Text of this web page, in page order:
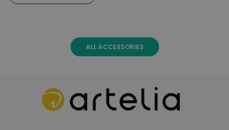
Der Überzug besteht aus Polyester.
ALL ACCESSORIES